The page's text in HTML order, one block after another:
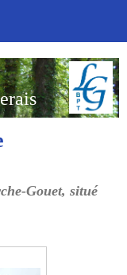
Gouet, situé